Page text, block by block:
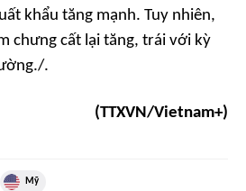
khẩu tăng mạnh. Tuy nhiên,
chưng cất lại tăng, trái với kỳ
.
(TTXVN/Vietnam+)
Mỹ